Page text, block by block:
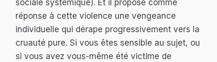
sociale systémique). Et il propose comme
réponse à cette violence une vengeance
individuelle qui dérape progressivement vers la
cruauté pure. Si vous êtes sensible au sujet, ou
si vous avez vous-même été victime de